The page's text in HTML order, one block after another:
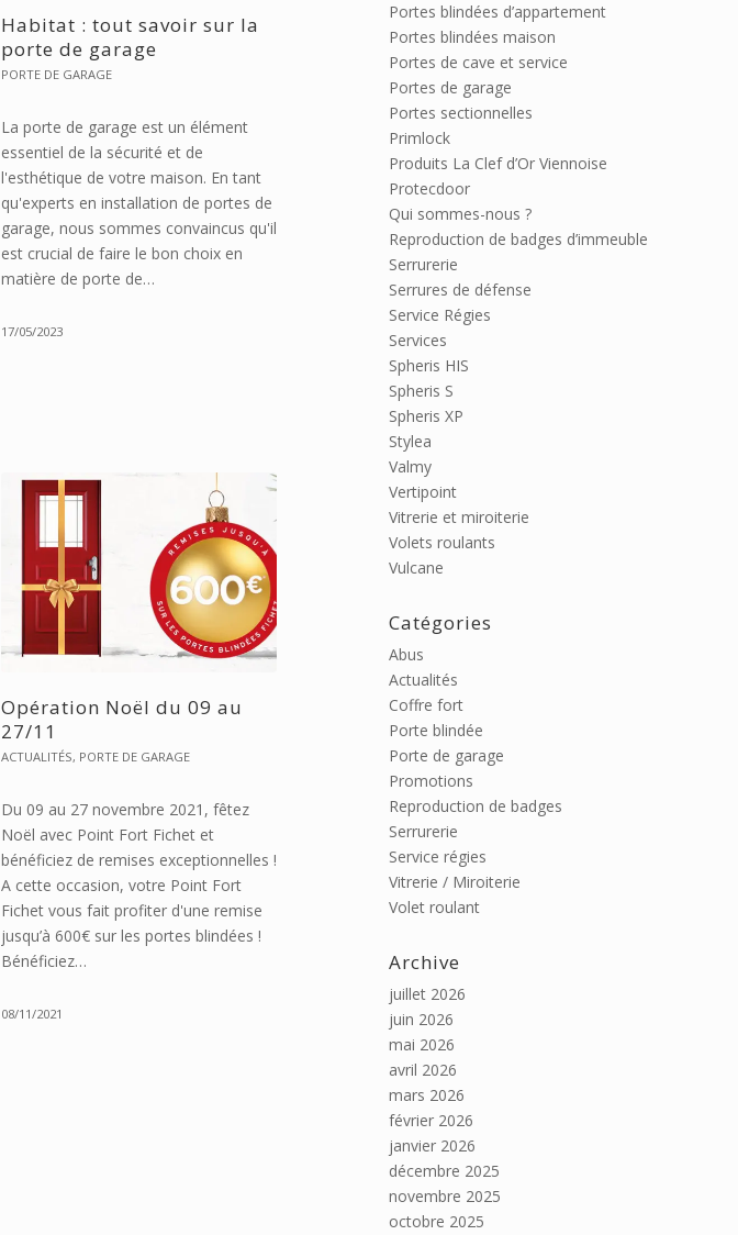
Habitat : tout savoir sur la
porte de garage
PORTE DE GARAGE
La porte de garage est un élément
essentiel de la sécurité et de
l'esthétique de votre maison. En tant
qu'experts en installation de portes de
garage, nous sommes convaincus qu'il
est crucial de faire le bon choix en
matière de porte de…
17/05/2023
Opération Noël du 09 au
27/11
ACTUALITÉS, PORTE DE GARAGE
Du 09 au 27 novembre 2021, fêtez
Noël avec Point Fort Fichet et
bénéficiez de remises exceptionnelles !
A cette occasion, votre Point Fort
Fichet vous fait profiter d'une remise
jusqu’à 600€ sur les portes blindées !
Bénéficiez…
08/11/2021
Portes blindées d’appartement
Portes blindées maison
Portes de cave et service
Portes de garage
Portes sectionnelles
Primlock
Produits La Clef d’Or Viennoise
Protecdoor
Qui sommes-nous ?
Reproduction de badges d’immeuble
Serrurerie
Serrures de défense
Service Régies
Services
Spheris HIS
Spheris S
Spheris XP
Stylea
Valmy
Vertipoint
Vitrerie et miroiterie
Volets roulants
Vulcane
Catégories
Abus
Actualités
Coffre fort
Porte blindée
Porte de garage
Promotions
Reproduction de badges
Serrurerie
Service régies
Vitrerie / Miroiterie
Volet roulant
Archive
juillet 2026
juin 2026
mai 2026
avril 2026
mars 2026
février 2026
janvier 2026
décembre 2025
novembre 2025
octobre 2025